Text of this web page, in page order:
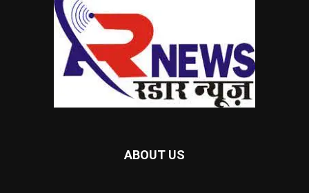
ABOUT US